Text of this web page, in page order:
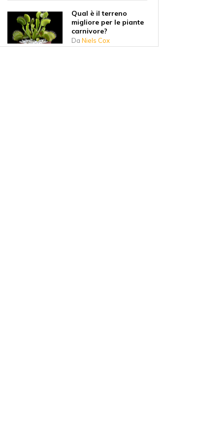
Qual è il terreno
migliore per le piante
carnivore?
Da Niels Cox